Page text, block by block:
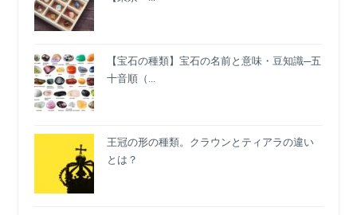
【宝石の種類】宝石の名前と意味・豆知識─五
十音順（...
王冠の形の種類。クラウンとティアラの違い
とは？